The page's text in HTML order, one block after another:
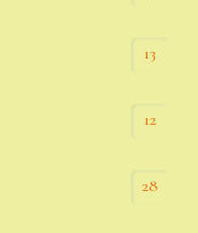
13
12
28